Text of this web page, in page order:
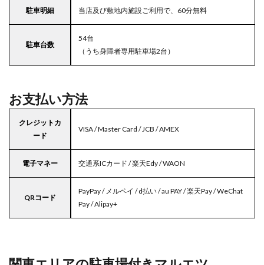
駐車明細 当店及び敷地内施設ご利用で、60分無料
駐車台数
54台
（うち身障者専用駐車場2台）
お支払い方法
クレジットカ
ード
VISA / Master Card / JCB / AMEX
電子マネー 交通系ICカード / 楽天Edy / WAON
QRコード
PayPay / メルペイ / d払い / au PAY / 楽天Pay / WeChat
Pay / Alipay+